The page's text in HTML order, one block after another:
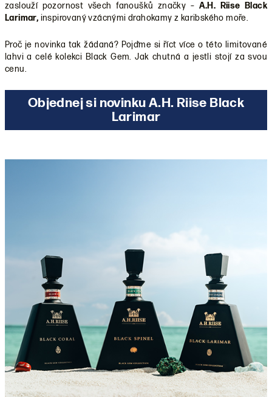
zaslouží pozornost všech fanoušků značky – A.H. Riise Black
Larimar, inspirovaný vzácnými drahokamy z karibského moře.
Proč je novinka tak žádaná? Pojďme si říct více o této limitované
lahvi a celé kolekci Black Gem. Jak chutná a jestli stojí za svou
cenu.
Objednej si novinku A.H. Riise Black
Larimar